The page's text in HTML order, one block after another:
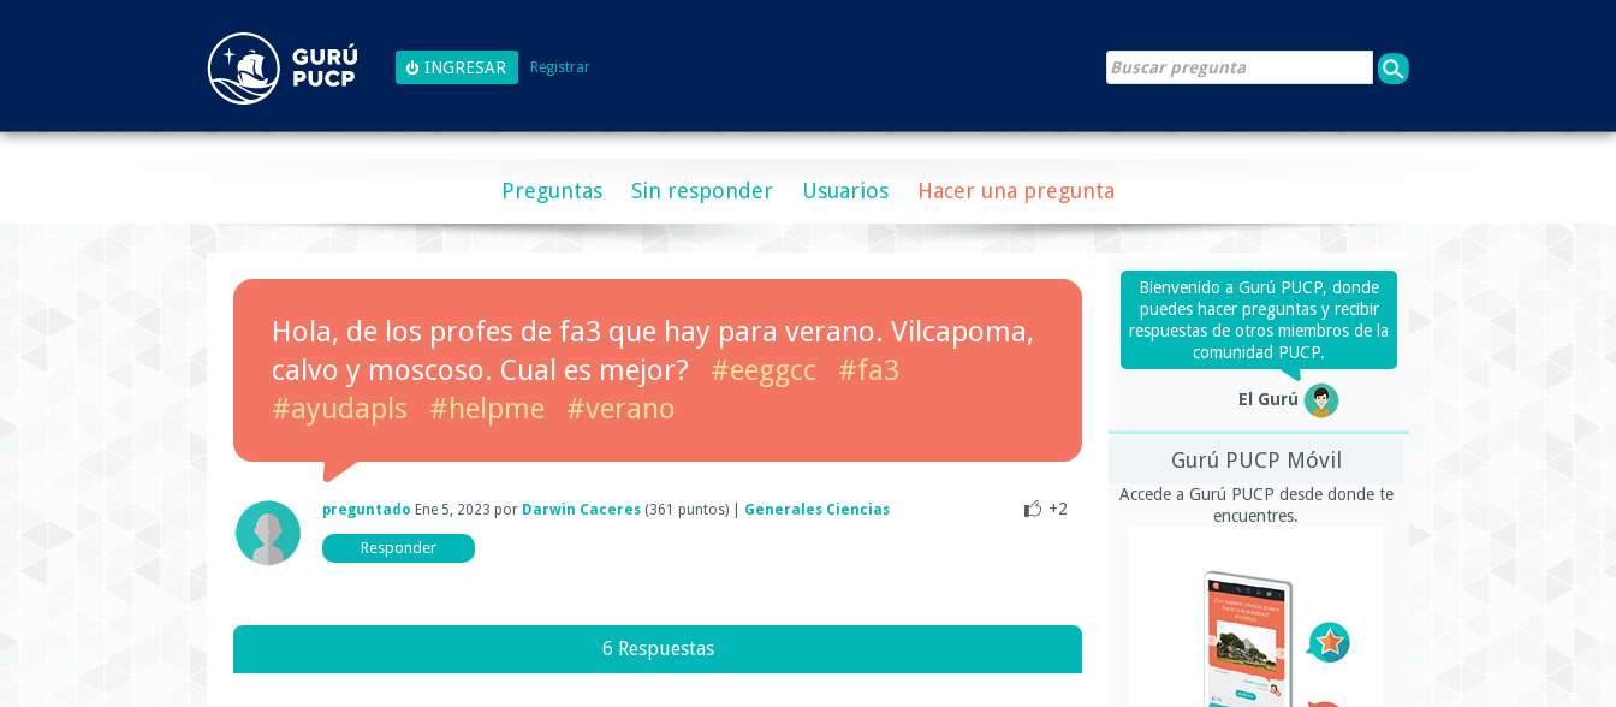
Registrar
Preguntas Sin responder Usuarios Hacer una pregunta
Hola, de los profes de fa3 que hay para verano. Vilcapoma,
calvo y moscoso. Cual es mejor?
#eeggcc
#fa3
#ayudapls
#helpme #verano
+2
preguntado Ene 5, 2023 por Darwin Caceres (361 puntos) Generales Ciencias
6 Respuestas
Bienvenido a Gurú PUCP, donde
puedes hacer preguntas y recibir
respuestas de otros miembros de la
comunidad PUCP.
El Gurú
Gurú PUCP Móvil
Accede a Gurú PUCP desde donde te
encuentres.